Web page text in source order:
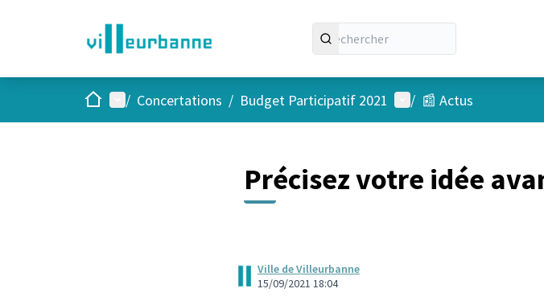
AccueilMenu principal
/ Concertations / Budget Participatif 2021 Menu utilisateur
/ 📰 Actus
Précisez votre idée
Ville de Villeurbanne
15/09/2021 18:04